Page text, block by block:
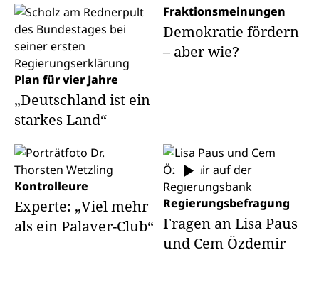
Plan für vier Jahre
„Deutschland ist ein
starkes Land“
Fraktionsmeinungen
Demokratie fördern
– aber wie?
Kontrolleure
Experte: „Viel mehr
als ein Palaver-Club“
Regierungsbefragung
Fragen an Lisa Paus
und Cem Özdemir